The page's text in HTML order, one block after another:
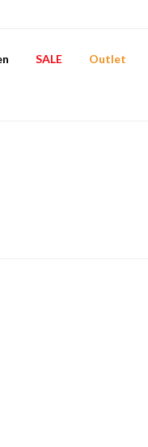
SALE
Outlet